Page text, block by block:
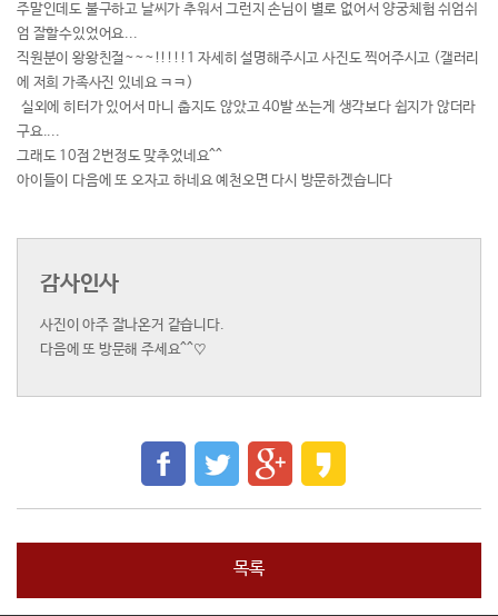
주말인데도 불구하고 날씨가 추워서 그런지 손님이 별로 없어서 양궁체험 쉬엄쉬
엄 잘할수있었어요...
직원분이 왕왕친절~~~!!!!!1 자세히 설명해주시고 사진도 찍어주시고 (갤러리
에 저희 가족사진 있네요 ㅋㅋ)
실외에 히터가 있어서 마니 춥지도 않았고 40발 쏘는게 생각보다 쉽지가 않더라
구요....
그래도 10점 2번정도 맞추었네요^^
아이들이 다음에 또 오자고 하네요 예천오면 다시 방문하겠습니다
감사인사
사진이 아주 잘나온거 같습니다.
다음에 또 방문해 주세요^^♡
목록